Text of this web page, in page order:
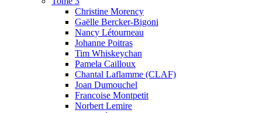
Christine Morency
Gaëlle Bercker-Bigoni
Nancy Létourneau
Johanne Poitras
Tim Whiskeychan
Pamela Cailloux
Chantal Laflamme (CLAF)
Joan Dumouchel
Francoise Montpetit
Norbert Lemire